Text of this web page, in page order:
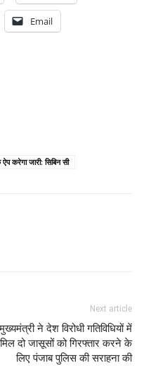
Email
करेगा जारी: सिबिन सी
Next article
मुख्यमंत्री ने देश विरोधी गतिविधियों में
दो जासूसों को गिरफ्तार करने के
लिए पंजाब पुलिस की सराहना की